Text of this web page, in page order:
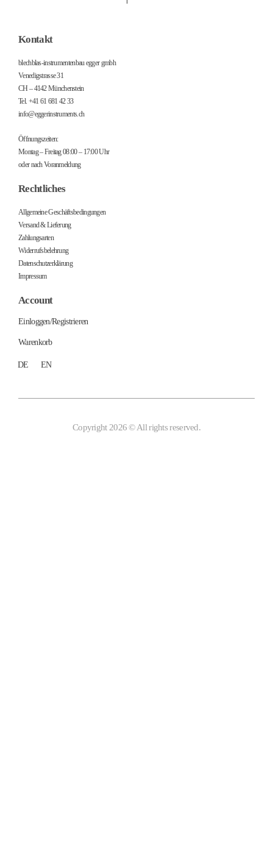
Kontakt
blechblas-instrumentenbau egger gmbh
Venedigstrasse 31
CH – 4142 Münchenstein
Tel. +41 61 681 42 33
info@eggerinstruments.ch
Öffnungszeiten:
Montag – Freitag 08:00 – 17:00 Uhr
oder nach Voranmeldung
Rechtliches
Allgemeine Geschäftsbedingungen
Versand & Lieferung
Zahlungsarten
Widerrufsbelehrung
Datenschutzerklärung
Impressum
Account
Einloggen/Registrieren
Warenkorb
DE EN
Copyright 2026 © All rights reserved.